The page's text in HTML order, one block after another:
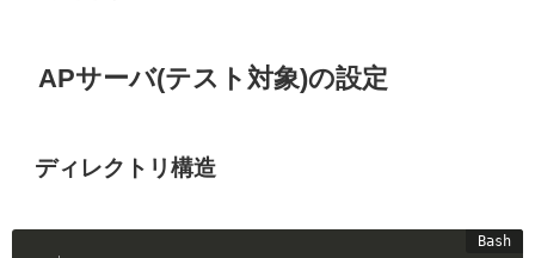
APサーバ(テスト対象)の設定
ディレクトリ構造